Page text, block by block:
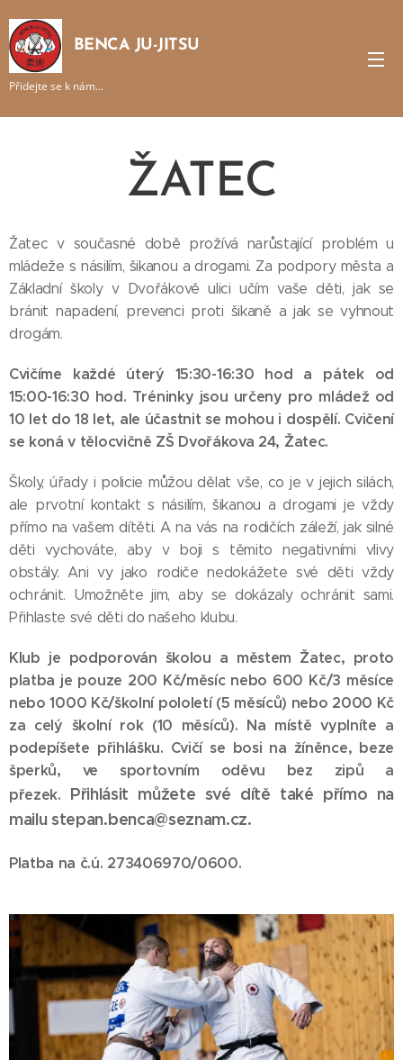
BENCA JU-JITSU
Přidejte se k nám...
ŽATEC
Žatec v současné době prožívá narůstající problém u
mládeže s násilím, šikanou a drogami. Za podpory města a
Základní školy v Dvořákově ulici učím vaše děti, jak se
bránit napadení, prevenci proti šikaně a jak se vyhnout
drogám.
Cvičíme každé úterý 15:30-16:30 hod a pátek od
15:00-16:30 hod. Tréninky jsou určeny pro mládež od
10 let do 18 let, ale účastnit se mohou i dospělí. Cvičení
se koná v tělocvičně ZŠ Dvořákova 24, Žatec.
Školy, úřady i policie můžou dělat vše, co je v jejich silách,
ale prvotní kontakt s násilím, šikanou a drogami je vždy
přímo na vašem dítěti. A na vás na rodičích záleží, jak silné
děti vychováte, aby v boji s těmito negativními vlivy
obstály. Ani vy jako rodiče nedokážete své děti vždy
ochránit. Umožněte jim, aby se dokázaly ochránit sami.
Přihlaste své děti do našeho klubu.
Klub je podporován školou a městem Žatec, proto
platba je pouze 200 Kč/měsíc nebo 600 Kč/3 měsíce
nebo 1000 Kč/školní pololetí (5 měsíců) nebo 2000 Kč
za celý školní rok (10 měsíců). Na místě vyplníte a
podepíšete přihlášku. Cvičí se bosi na žíněnce, beze
šperků, ve sportovním oděvu bez zipů a
přezek. Přihlásit můžete své dítě také přímo na
mailu stepan.benca@seznam.cz.
Platba na č.ú. 273406970/0600.